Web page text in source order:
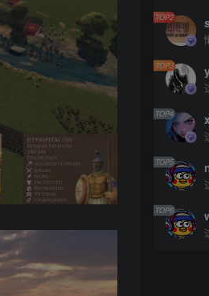
TOP2
TOP3
TOP4
TOP5
TOP6